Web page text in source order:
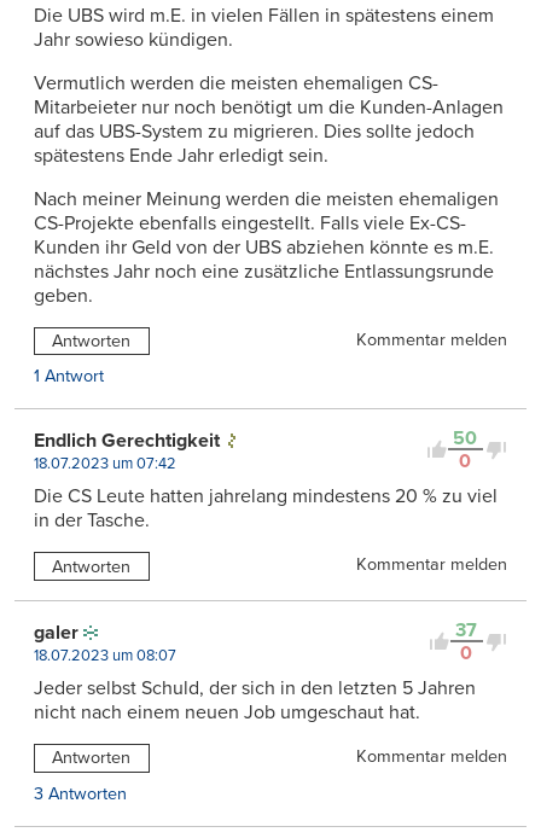
Die UBS wird m.E. in vielen Fällen in spätestens einem
Jahr sowieso kündigen.
Vermutlich werden die meisten ehemaligen CS-
Mitarbeieter nur noch benötigt um die Kunden-Anlagen
auf das UBS-System zu migrieren. Dies sollte jedoch
spätestens Ende Jahr erledigt sein.
Nach meiner Meinung werden die meisten ehemaligen
CS-Projekte ebenfalls eingestellt. Falls viele Ex-CS-
Kunden ihr Geld von der UBS abziehen könnte es m.E.
nächstes Jahr noch eine zusätzliche Entlassungsrunde
geben.
Antworten
Kommentar melden
1 Antwort
50
0
Endlich Gerechtigkeit
18.07.2023 um 07:42
Die CS Leute hatten jahrelang mindestens 20 % zu viel
in der Tasche.
Antworten Kommentar melden
37
0
galer
18.07.2023 um 08:07
Jeder selbst Schuld, der sich in den letzten 5 Jahren
nicht nach einem neuen Job umgeschaut hat.
Antworten
Kommentar melden
3 Antworten